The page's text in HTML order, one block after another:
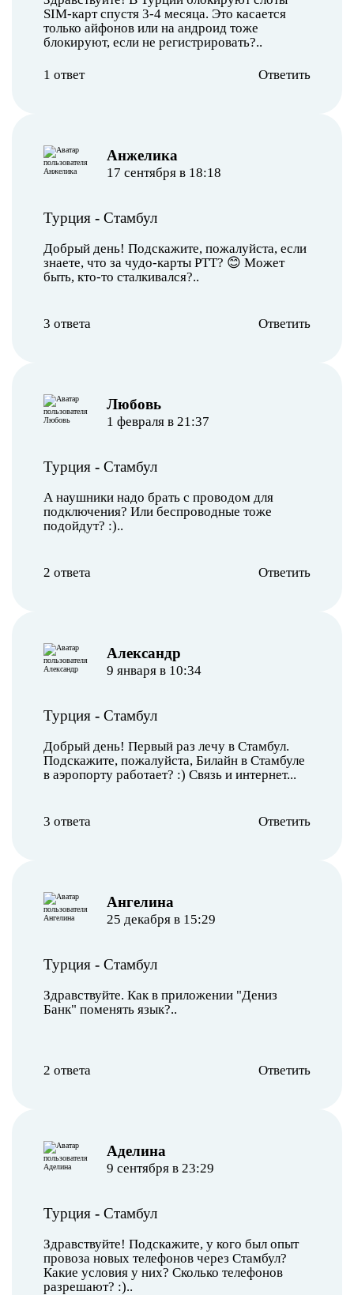
SIM-карт спустя 3-4 месяца. Это касается
только айфонов или на андроид тоже
блокируют, если не регистрировать?..
1 ответ Ответить
Анжелика
17 сентября в 18:18
Турция - Стамбул
Добрый день! Подскажите, пожалуйста, если
знаете, что за чудо-карты PTT? 😊 Может
быть, кто-то сталкивался?..
3 ответа Ответить
Любовь
1 февраля в 21:37
Турция - Стамбул
А наушники надо брать с проводом для
подключения? Или беспроводные тоже
подойдут? :)..
2 ответа Ответить
Александр
9 января в 10:34
Турция - Стамбул
Добрый день! Первый раз лечу в Стамбул.
Подскажите, пожалуйста, Билайн в Стамбуле
в аэропорту работает? :) Связь и интернет...
3 ответа Ответить
Ангелина
25 декабря в 15:29
Турция - Стамбул
Здравствуйте. Как в приложении "Дениз
Банк" поменять язык?..
2 ответа Ответить
Аделина
9 сентября в 23:29
Турция - Стамбул
Здравствуйте! Подскажите, у кого был опыт
провоза новых телефонов через Стамбул?
Какие условия у них? Сколько телефонов
разрешают? :)..